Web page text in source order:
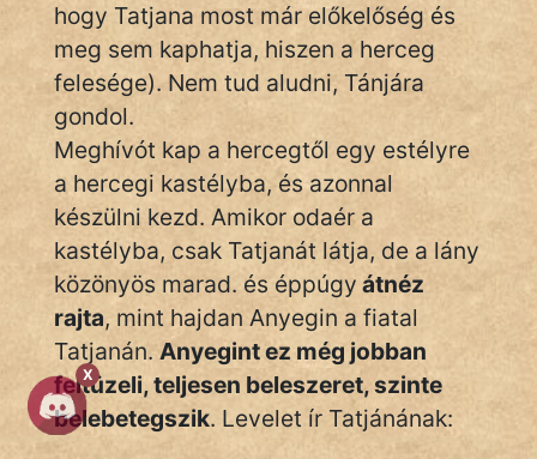
X
hogy Tatjana most már előkelőség és
meg sem kaphatja, hiszen a herceg
felesége). Nem tud aludni, Tánjára
gondol.
Meghívót kap a hercegtől egy estélyre
a hercegi kastélyba, és azonnal
készülni kezd. Amikor odaér a
kastélyba, csak Tatjanát látja, de a lány
közönyös marad. és éppúgy átnéz
rajta, mint hajdan Anyegin a fiatal
Tatjanán.Anyegint ez még jobban
feltüzeli, teljesen beleszeret, szinte
belebetegszik. Levelet ír Tatjánának: